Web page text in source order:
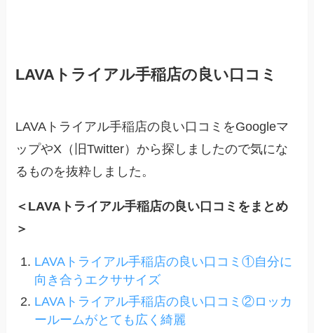
LAVAトライアル手稲店の良い口コミ
LAVAトライアル手稲店の良い口コミをGoogleマ
ップやX（旧Twitter）から探しましたので気にな
るものを抜粋しました。
＜LAVAトライアル手稲店の良い口コミをまとめ
＞
LAVAトライアル手稲店の良い口コミ①自分に
向き合うエクササイズ
LAVAトライアル手稲店の良い口コミ②ロッカ
ールームがとても広く綺麗